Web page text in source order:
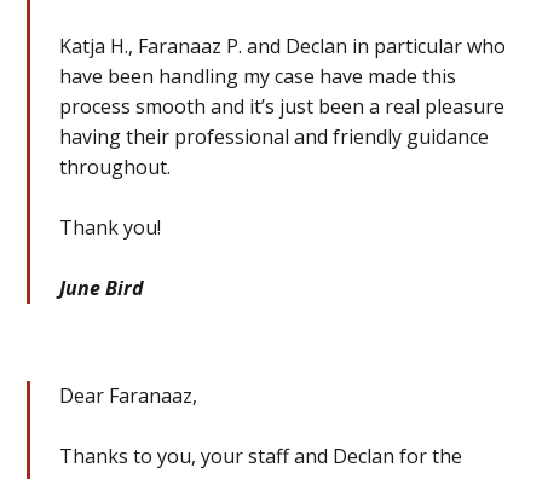
Katja H., Faranaaz P. and Declan in particular who
have been handling my case have made this
process smooth and it’s just been a real pleasure
having their professional and friendly guidance
throughout.
Thank you!
June Bird
Dear Faranaaz,
Thanks to you, your staff and Declan for the